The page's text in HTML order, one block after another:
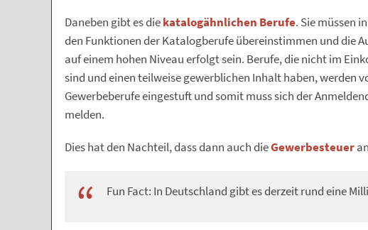
Daneben gibt es diekatalogähnlichen Berufe. Sie müssen
den Funktionen der Katalogberufe übereinstimmen und die
auf einem hohen Niveau erfolgt sein. Berufe, die nicht im
sind und einen teilweise gewerblichen Inhalt haben, werden
Gewerbeberufe eingestuft und somit muss sich der
melden.
Dies hat den Nachteil, dass dann auch dieGewerbesteuer
Fun Fact: In Deutschland gibt es derzeit rund eine